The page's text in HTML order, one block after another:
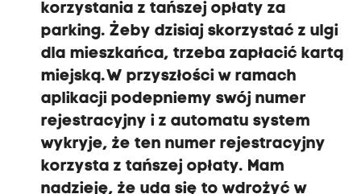
korzystania z tańszej opłaty za
parking. Żeby dzisiaj skorzystać z ulgi
dla mieszkańca, trzeba zapłacić kartą
miejską. W przyszłości w ramach
aplikacji podepniemy swój numer
rejestracyjny i z automatu system
wykryje, że ten numer rejestracyjny
korzysta z tańszej opłaty. Mam
nadzieję, że uda się to wdrożyć w